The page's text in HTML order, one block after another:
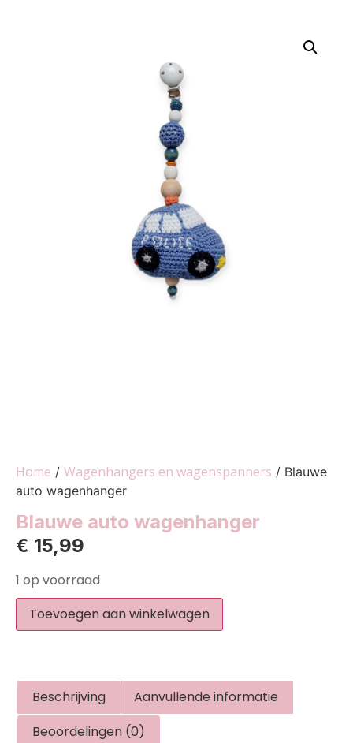
Home / Wagenhangers en wagenspanners / Blauwe
auto wagenhanger
Blauwe auto wagenhanger
€ 15,99
1 op voorraad
Toevoegen aan winkelwagen
Beschrijving
Aanvullende informatie
Beoordelingen (0)